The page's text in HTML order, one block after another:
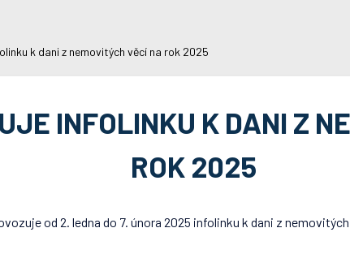
k dani z nemovitých věcí na rok 2025
INFOLINKU K DANI Z
ROK 2025
od 2. ledna do 7. února 2025 infolinku k dani z